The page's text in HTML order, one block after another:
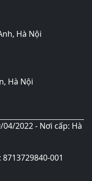
phẩm
được
sản
Hà Nội
Hà Nội
2022 - Nơi cấp: Hà
8713729840-001